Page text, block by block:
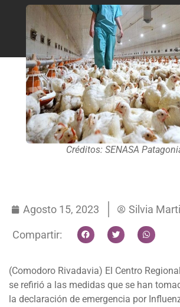
Créditos: SENASA
Agosto 15, 2023 Silvia
Compartir:
(Comodoro Rivadavia) El Centro
se refirió a las medidas que se han
la declaración de emergencia por